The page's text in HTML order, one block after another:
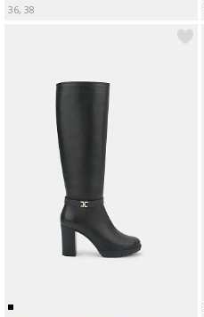
36, 38